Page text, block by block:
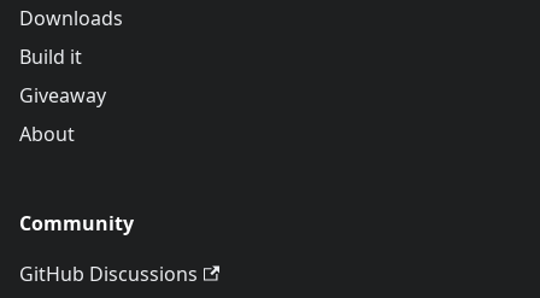
Downloads
Build it
Giveaway
About
Community
GitHub Discussions